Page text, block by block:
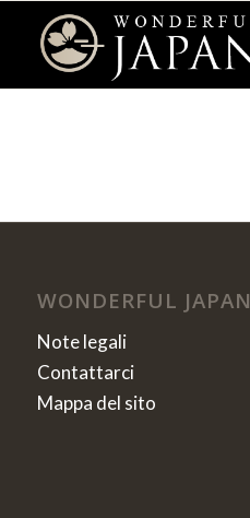
WONDERFUL JAPAN
Note legali
Contattarci
Mappa del sito